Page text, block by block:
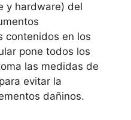
y hardware) del
contenidos en los
pone todos los
las medidas de
evitar la
dañinos.